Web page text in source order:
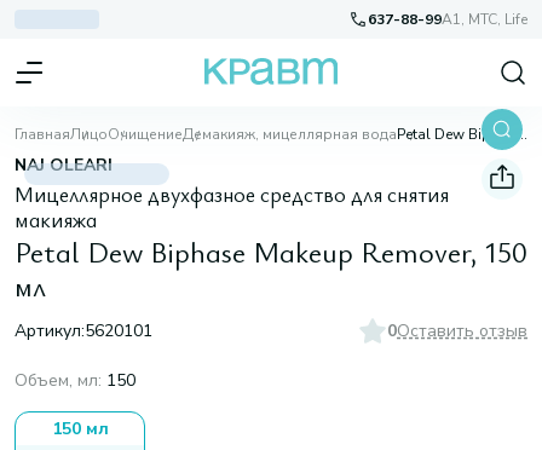
637-88-99A1, МТС, Life
ГлавнаяЛицоОчищениеДемакияж, мицеллярная вода Petal Dew Biphase Makeup Remover, 150 мл
NAJ OLEARI
Мицеллярное двухфазное средство для снятия
макияжа
Petal Dew Biphase Makeup Remover, 150
мл
Артикул:5620101 0Оставить отзыв
Объем, мл: 150
150 мл